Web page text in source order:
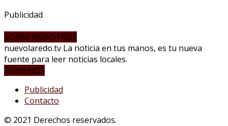
Publicidad
SOBRE NOSOTROS
nuevolaredo.tv La noticia en tus manos, es tu nueva
fuente para leer noticias locales.
SÍGUENOS
Publicidad
Contacto
© 2021 Derechos reservados.